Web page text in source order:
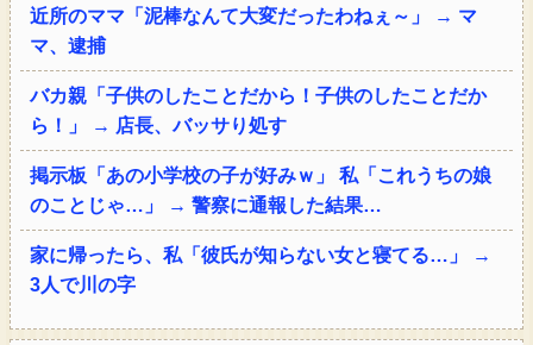
近所のママ「泥棒なんて大変だったわねぇ～」 → マ
マ、逮捕
バカ親「子供のしたことだから！子供のしたことだか
ら！」 → 店長、バッサり処す
掲示板「あの小学校の子が好みｗ」 私「これうちの娘
のことじゃ…」 → 警察に通報した結果…
家に帰ったら、私「彼氏が知らない女と寝てる…」 →
3人で川の字